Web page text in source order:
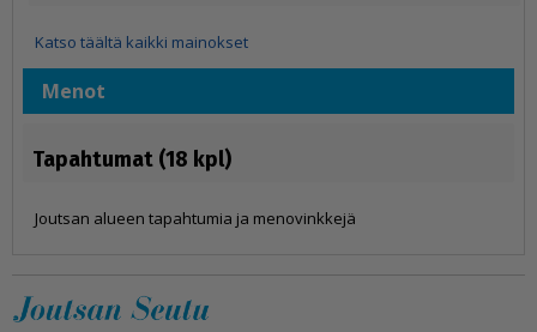
Katso täältä kaikki mainokset
Menot
Tapahtumat (18 kpl)
Joutsan alueen tapahtumia ja menovinkkejä